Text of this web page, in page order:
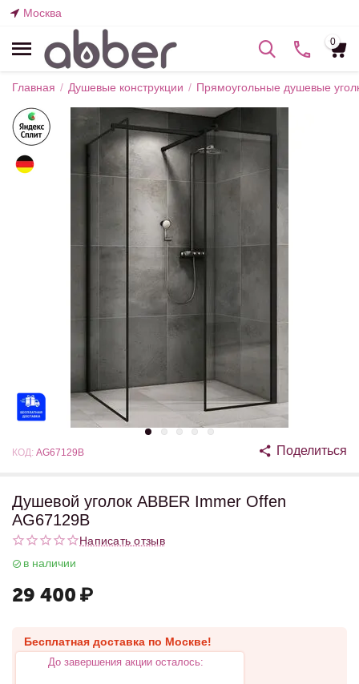
Москва
0
Главная / Душевые конструкции / Прямоугольные душевые
КОД: AG67129B Поделиться
Душевой уголок ABBER Immer Offen
AG67129B
Написать отзыв
в наличии
29 400 ₽
Бесплатная доставка по Москве!
До завершения акции осталось: